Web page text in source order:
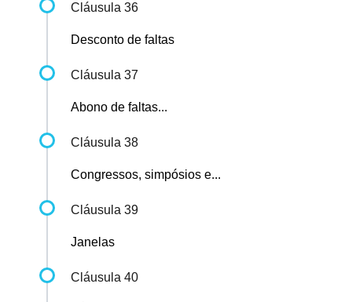
Cláusula 36
Desconto de faltas
Cláusula 37
Abono de faltas...
Cláusula 38
Congressos, simpósios e...
Cláusula 39
Janelas
Cláusula 40